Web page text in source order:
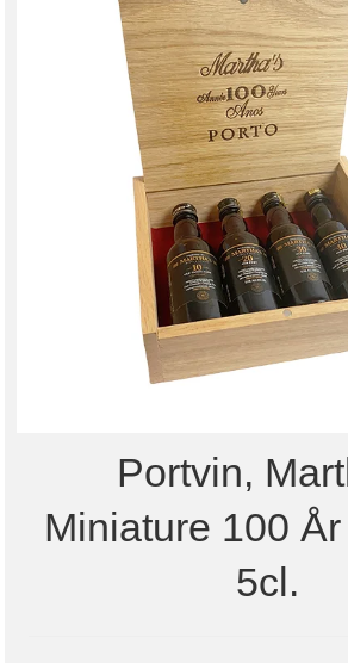
Portvin,
Miniature 100
5cl.